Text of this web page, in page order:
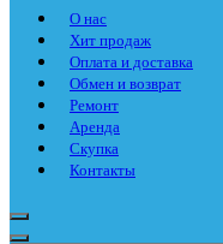
О нас
Хит продаж
Оплата и доставка
Обмен и возврат
Ремонт
Аренда
Скупка
Контакты